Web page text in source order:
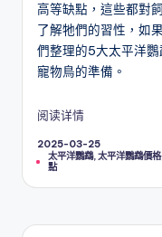
高等缺點，這些都對
了解牠們的習性，如
們整理的5大太平洋
寵物鳥的準備。
阅读详情
2025-03-25
Tags:
太平洋鸚鵡,太平洋鸚鵡價格
點